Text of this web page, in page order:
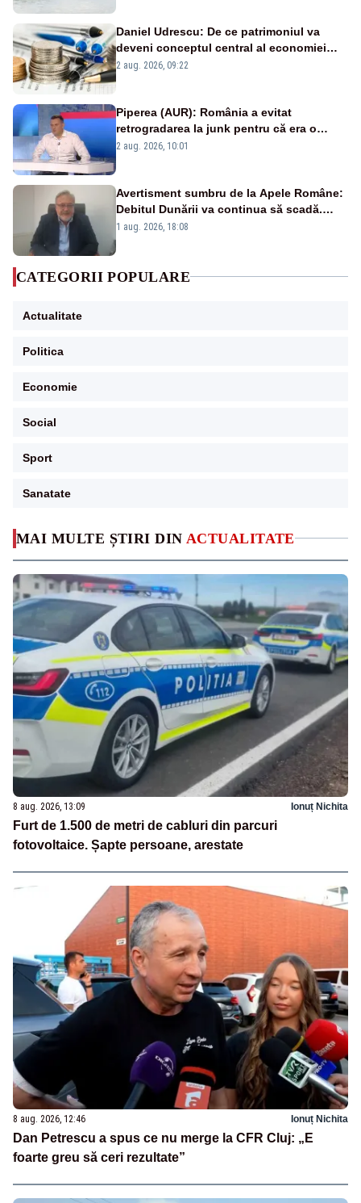
MAI MULTE ȘTIRI DIN ACTUALITATE
8 aug. 2026, 13:09 Ionuț Nichita
Furt de 1.500 de metri de cabluri din parcuri
fotovoltaice. Șapte persoane, arestate
8 aug. 2026, 12:46 Ionuț Nichita
Dan Petrescu a spus ce nu merge la CFR Cluj: „E
foarte greu să ceri rezultate”
Daniel Udrescu: De ce patrimoniul va
deveni conceptul central al economiei
viitoare?
2 aug. 2026, 09:22
Piperea (AUR): România a evitat
retrogradarea la junk pentru că era o
catastrofă pentru bănci și fondurile de
2 aug. 2026, 10:01
Avertisment sumbru de la Apele Române:
Debitul Dunării va continua să scadă.
Cernavodă s-ar putea închide în 4 zile
1 aug. 2026, 18:08
CATEGORII POPULARE
Actualitate
Politica
Economie
Social
Sport
Sanatate